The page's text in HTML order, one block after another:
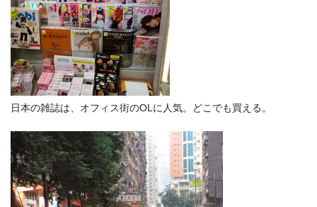
日本の雑誌は、オフィス街のOLに人気。どこでも買える。